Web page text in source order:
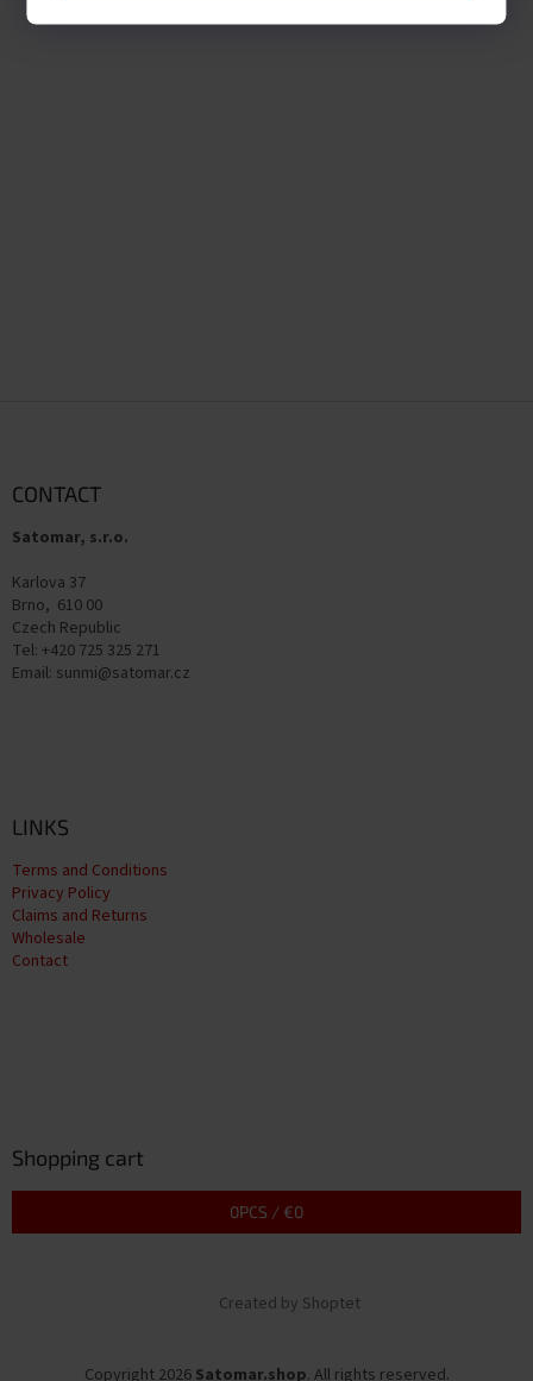
CONTACT
Satomar, s.r.o.
Karlova 37
Brno, 610 00
Czech Republic
Tel: +420 725 325 271
Email: sunmi@satomar.cz
LINKS
Terms and Conditions
Privacy Policy
Claims and Returns
Wholesale
Contact
Shopping cart
0PCS / €0
Created by Shoptet
Copyright 2026 Satomar.shop. All rights reserved.